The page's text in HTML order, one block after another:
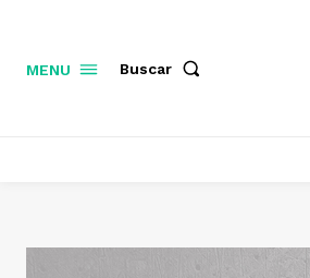
MENU Buscar